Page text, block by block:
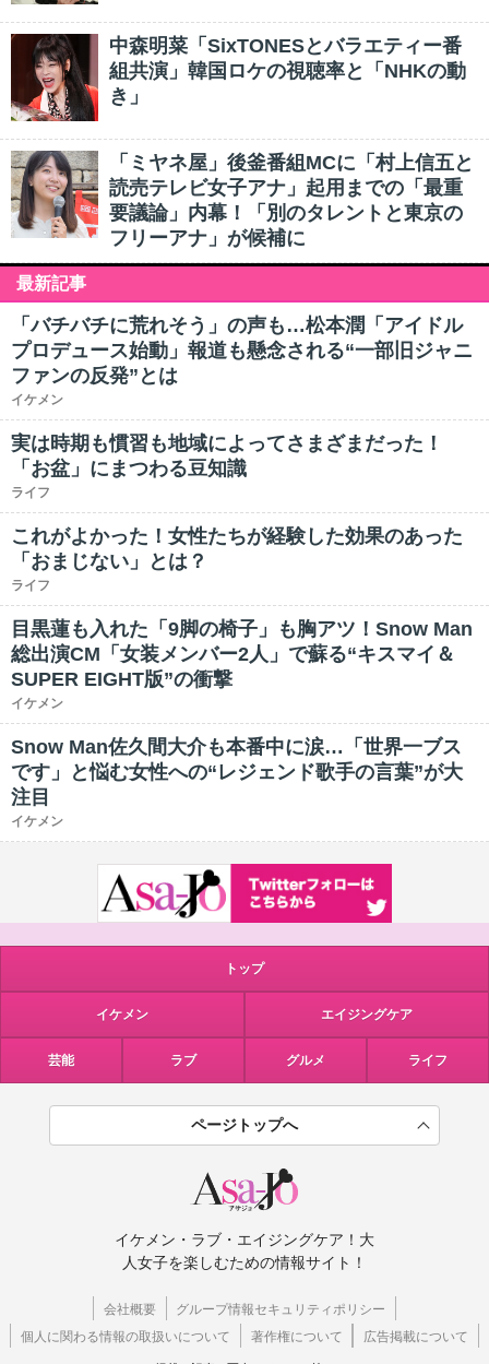
中森明菜「SixTONESとバラエティー番
組共演」韓国ロケの視聴率と「NHKの動
き」
「ミヤネ屋」後釜番組MCに「村上信五と
読売テレビ女子アナ」起用までの「最重
要議論」内幕！「別のタレントと東京の
フリーアナ」が候補に
最新記事
「バチバチに荒れそう」の声も…松本潤「アイドル
プロデュース始動」報道も懸念される“一部旧ジャニ
ファンの反発”とは
イケメン
実は時期も慣習も地域によってさまざまだった！
「お盆」にまつわる豆知識
ライフ
これがよかった！女性たちが経験した効果のあった
「おまじない」とは？
ライフ
目黒蓮も入れた「9脚の椅子」も胸アツ！Snow Man
総出演CM「女装メンバー2人」で蘇る“キスマイ＆
SUPER EIGHT版”の衝撃
イケメン
Snow Man佐久間大介も本番中に涙…「世界一ブス
です」と悩む女性への“レジェンド歌手の言葉”が大
注目
イケメン
トップ
イケメン エイジングケア
芸能 ラブ グルメ ライフ
ページトップへ
イケメン・ラブ・エイジングケア！大
人女子を楽しむための情報サイト！
会社概要
グループ情報セキュリティポリシー
個人に関わる情報の取扱いについて
著作権について 広告掲載について